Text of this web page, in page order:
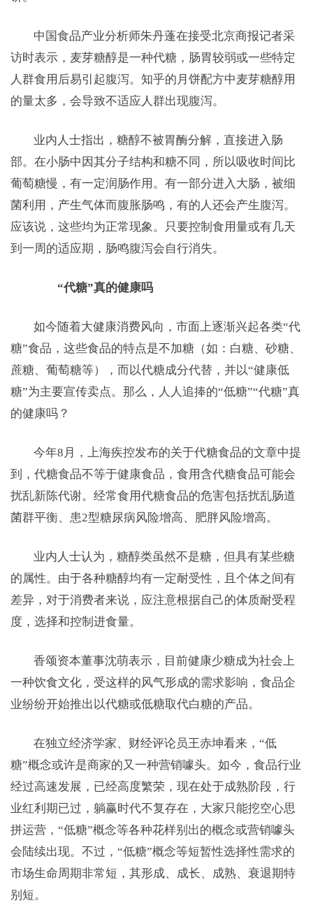
中国食品产业分析师朱丹蓬在接受北京商报记者采
访时表示，麦芽糖醇是一种代糖，肠胃较弱或一些特定
人群食用后易引起腹泻。知乎的月饼配方中麦芽糖醇用
的量太多，会导致不适应人群出现腹泻。
业内人士指出，糖醇不被胃酶分解，直接进入肠
部。在小肠中因其分子结构和糖不同，所以吸收时间比
葡萄糖慢，有一定润肠作用。有一部分进入大肠，被细
菌利用，产生气体而腹胀肠鸣，有的人还会产生腹泻。
应该说，这些均为正常现象。只要控制食用量或有几天
到一周的适应期，肠鸣腹泻会自行消失。
“代糖”真的健康吗
如今随着大健康消费风向，市面上逐渐兴起各类“代
糖”食品，这些食品的特点是不加糖（如：白糖、砂糖、
蔗糖、葡萄糖等），而以代糖成分代替，并以“健康低
糖”为主要宣传卖点。那么，人人追捧的“低糖”“代糖”真
的健康吗？
今年8月，上海疾控发布的关于代糖食品的文章中提
到，代糖食品不等于健康食品，食用含代糖食品可能会
扰乱新陈代谢。经常食用代糖食品的危害包括扰乱肠道
菌群平衡、患2型糖尿病风险增高、肥胖风险增高。
业内人士认为，糖醇类虽然不是糖，但具有某些糖
的属性。由于各种糖醇均有一定耐受性，且个体之间有
差异，对于消费者来说，应注意根据自己的体质耐受程
度，选择和控制进食量。
香颂资本董事沈萌表示，目前健康少糖成为社会上
一种饮食文化，受这样的风气形成的需求影响，食品企
业纷纷开始推出以代糖或低糖取代白糖的产品。
在独立经济学家、财经评论员王赤坤看来，“低
糖”概念或许是商家的又一种营销噱头。如今，食品行业
经过高速发展，已经高度繁荣，现在处于成熟阶段，行
业红利期已过，躺赢时代不复存在，大家只能挖空心思
拼运营，“低糖”概念等各种花样别出的概念或营销噱头
会陆续出现。不过，“低糖”概念等短暂性选择性需求的
市场生命周期非常短，其形成、成长、成熟、衰退期特
别短。